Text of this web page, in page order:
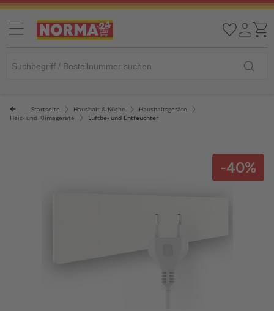
Startseite Haushalt & Küche
Haushaltsgeräte
Heiz- und Klimageräte
Luftbe- und Entfeuchter
-40%